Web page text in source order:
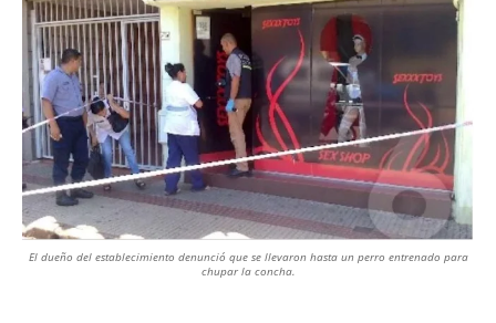
El dueño del establecimiento denunció que se llevaron hasta un perro entrenado para
chupar la concha.